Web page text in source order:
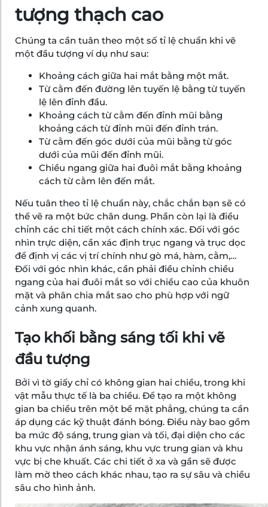
tượng thạch cao
Chúng ta cần tuân theo một số tỉ lệ chuẩn khi vẽ
một đầu tượng ví dụ như sau:
Khoảng cách giữa hai mắt bằng một mắt.
Từ cằm đến đường lên tuyến lệ bằng từ tuyến
lệ lên đỉnh đầu.
Khoảng cách từ cằm đến đỉnh mũi bằng
khoảng cách từ đỉnh mũi đến đỉnh trán.
Từ cằm đến góc dưới của mũi bằng từ góc
dưới của mũi đến đỉnh mũi.
Chiều ngang giữa hai đuôi mắt bằng khoảng
cách từ cằm lên đến mắt.
Nếu tuân theo tỉ lệ chuẩn này, chắc chắn bạn sẽ có
thể vẽ ra một bức chân dung. Phần còn lại là điều
chỉnh các chi tiết một cách chính xác. Đối với góc
nhìn trực diện, cần xác định trục ngang và trục dọc
để định vị các vị trí chính như gò má, hàm, cằm,…
Đối với góc nhìn khác, cần phải điều chỉnh chiều
ngang của hai đuôi mắt so với chiều cao của khuôn
mặt và phân chia mắt sao cho phù hợp với ngữ
cảnh xung quanh.
Tạo khối bằng sáng tối khi vẽ
đầu tượng
Bởi vì tờ giấy chỉ có không gian hai chiều, trong khi
vật mẫu thực tế là ba chiều. Để tạo ra một không
gian ba chiều trên một bề mặt phẳng, chúng ta cần
áp dụng các kỹ thuật đánh bóng. Điều này bao gồm
ba mức độ sáng, trung gian và tối, đại diện cho các
khu vực nhận ánh sáng, khu vực trung gian và khu
vực bị che khuất. Các chi tiết ở xa và gần sẽ được
làm mờ theo cách khác nhau, tạo ra sự sâu và chiều
sâu cho hình ảnh.